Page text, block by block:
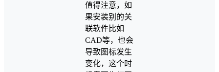
值得注意，如
果安装别的关
联软件比如
CAD等，也会
导致图标发生
变化，这个时